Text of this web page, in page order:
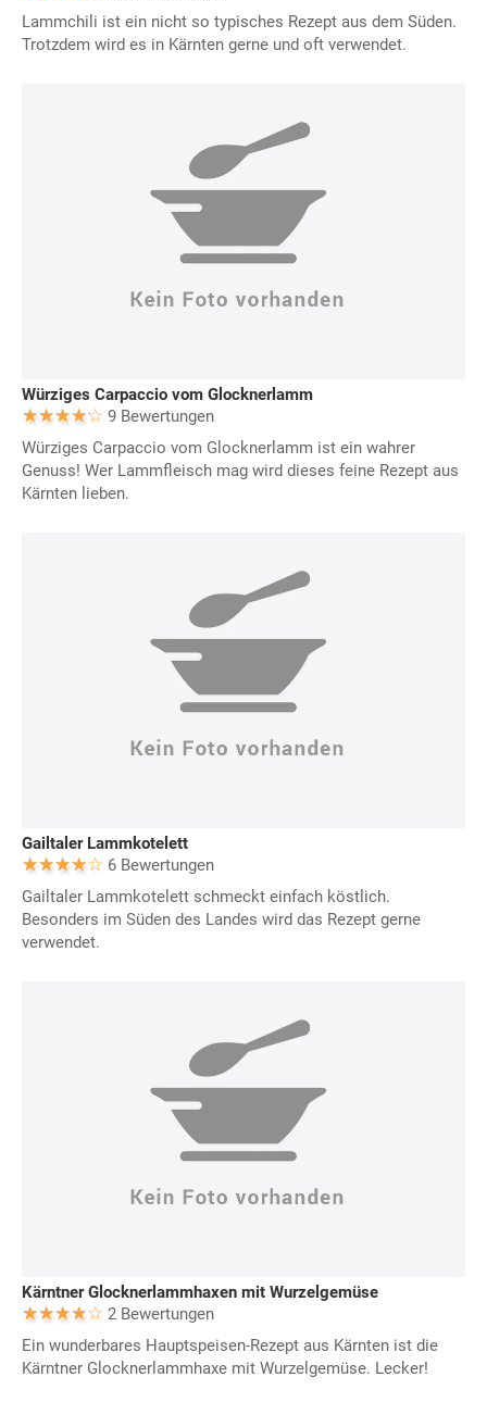
Lammchili ist ein nicht so typisches Rezept aus dem Süden.
Trotzdem wird es in Kärnten gerne und oft verwendet.
Würziges Carpaccio vom Glocknerlamm
9 Bewertungen
Würziges Carpaccio vom Glocknerlamm ist ein wahrer
Genuss! Wer Lammfleisch mag wird dieses feine Rezept aus
Kärnten lieben.
Gailtaler Lammkotelett
6 Bewertungen
Gailtaler Lammkotelett schmeckt einfach köstlich.
Besonders im Süden des Landes wird das Rezept gerne
verwendet.
Kärntner Glocknerlammhaxen mit Wurzelgemüse
2 Bewertungen
Ein wunderbares Hauptspeisen-Rezept aus Kärnten ist die
Kärntner Glocknerlammhaxe mit Wurzelgemüse. Lecker!